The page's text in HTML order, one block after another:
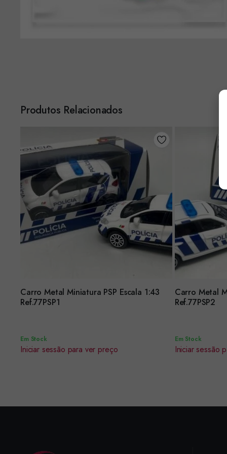
Produtos Relacionados
Carro Metal Miniatura PSP Escala 1:43
Ref.77PSP1
Encomendar
Em Stock
Iniciar sessão para ver preço
Carro Metal
Ref.77PSP2
Encomendar
Em Stock
Iniciar sessão